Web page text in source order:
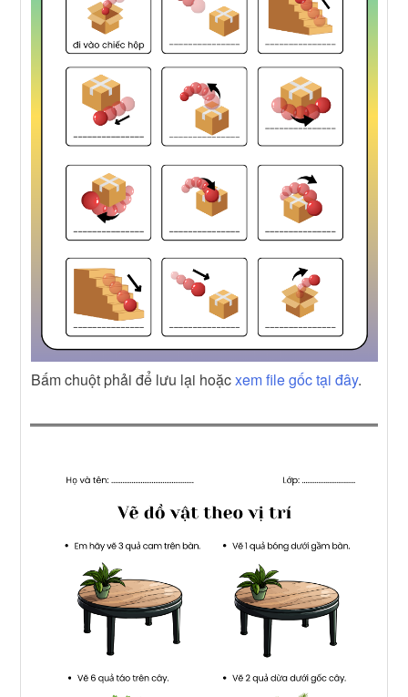
Bấm chuột phải để lưu lại hoặcxem file gốc tại đây.